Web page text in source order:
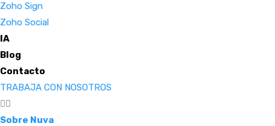
Zoho Sign
Zoho Social
IA
Blog
Contacto
TRABAJA CON NOSOTROS
Sobre Nuva